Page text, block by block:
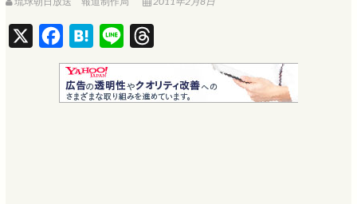
a
c
e
H
a
t
e
i
n
e
h
r
e